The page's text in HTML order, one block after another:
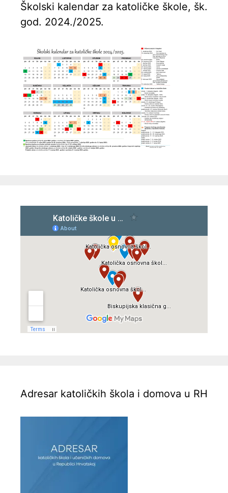
Školski kalendar za katoličke škole, šk.
god. 2024./2025.
Adresar katoličkih škola i domova u RH